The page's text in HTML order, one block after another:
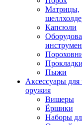
Матрицы,
Капсюли
Прокладки
Пыжи
Аксессуары для
оружия
Вишеры
Ёршики
Наборы